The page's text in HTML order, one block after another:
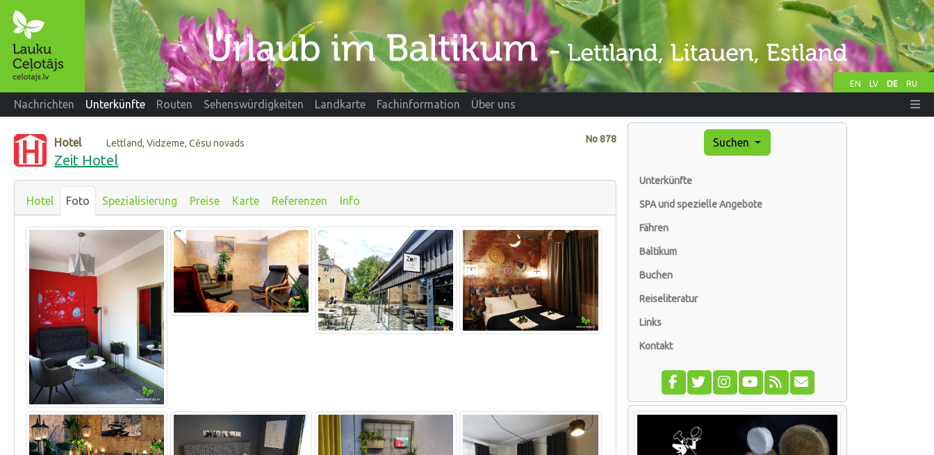
EN LV DE RU
Nachrichten Unterkünfte Routen Sehenswürdigkeiten Landkarte Fachinformation Über uns
No878
Hotel Lettland, Vidzeme, Cēsu novads
Zeit Hotel
Hotel Foto Spezialisierung Preise Karte Referenzen Info
Suchen
Unterkünfte
SPA und spezielle Angebote
Fähren
Baltikum
Buchen
Reiseliteratur
Links
Kontakt